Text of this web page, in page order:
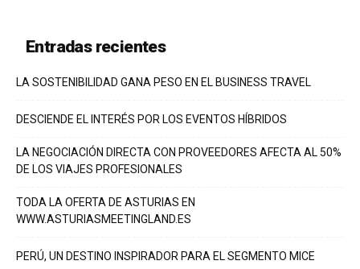
Entradas recientes
LA SOSTENIBILIDAD GANA PESO EN EL BUSINESS TRAVEL
DESCIENDE EL INTERÉS POR LOS EVENTOS HÍBRIDOS
LA NEGOCIACIÓN DIRECTA CON PROVEEDORES AFECTA AL 50%
DE LOS VIAJES PROFESIONALES
TODA LA OFERTA DE ASTURIAS EN
WWW.ASTURIASMEETINGLAND.ES
PERÚ, UN DESTINO INSPIRADOR PARA EL SEGMENTO MICE